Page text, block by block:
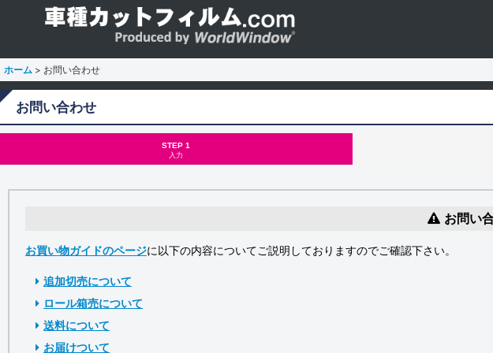
ホーム > お問い合わせ
お問い合わせ
STEP 1
入力
お問い
お買い物ガイドのページに以下の内容についてご説明しておりますのでご確認下さい。
追加切売について
ロール箱売について
送料について
お届けついて